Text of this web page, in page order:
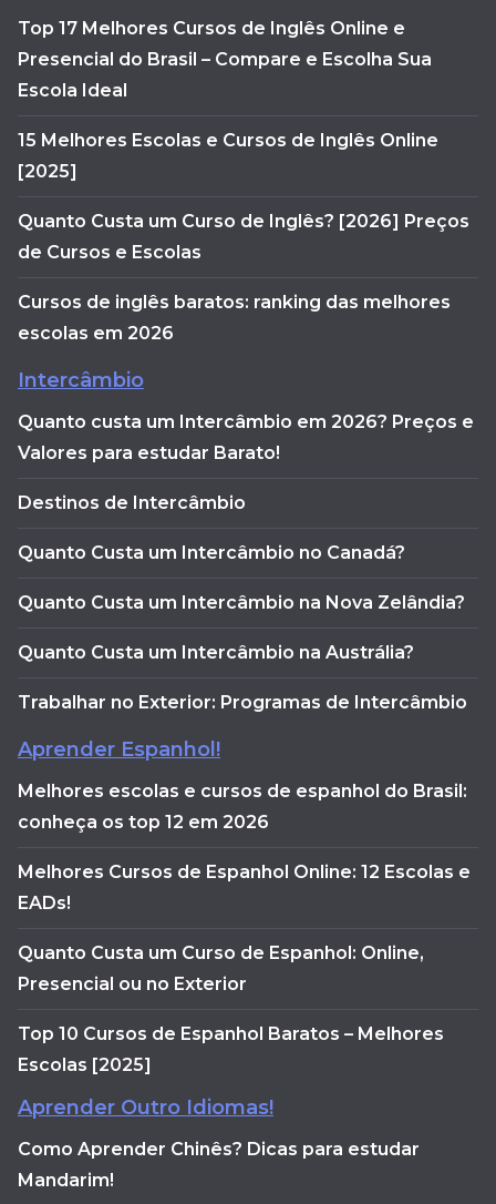
Top 17 Melhores Cursos de Inglês Online e
Presencial do Brasil – Compare e Escolha Sua
Escola Ideal
15 Melhores Escolas e Cursos de Inglês Online
[2025]
Quanto Custa um Curso de Inglês? [2026] Preços
de Cursos e Escolas
Cursos de inglês baratos: ranking das melhores
escolas em 2026
Intercâmbio
Quanto custa um Intercâmbio em 2026? Preços e
Valores para estudar Barato!
Destinos de Intercâmbio
Quanto Custa um Intercâmbio no Canadá?
Quanto Custa um Intercâmbio na Nova Zelândia?
Quanto Custa um Intercâmbio na Austrália?
Trabalhar no Exterior: Programas de Intercâmbio
Aprender Espanhol!
Melhores escolas e cursos de espanhol do Brasil:
conheça os top 12 em 2026
Melhores Cursos de Espanhol Online: 12 Escolas e
EADs!
Quanto Custa um Curso de Espanhol: Online,
Presencial ou no Exterior
Top 10 Cursos de Espanhol Baratos – Melhores
Escolas [2025]
Aprender Outro Idiomas!
Como Aprender Chinês? Dicas para estudar
Mandarim!